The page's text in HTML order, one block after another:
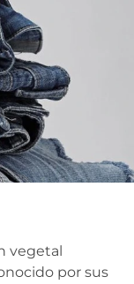
vegetal
por sus